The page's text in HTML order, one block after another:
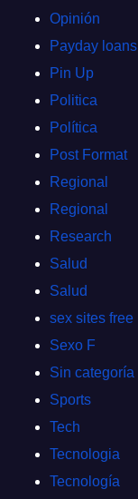
Opinión
Payday loans
Pin Up
Politica
Política
Post Format
Regional
Regional
Research
Salud
Salud
sex sites free
Sexo F
Sin categoría
Sports
Tech
Tecnologia
Tecnología